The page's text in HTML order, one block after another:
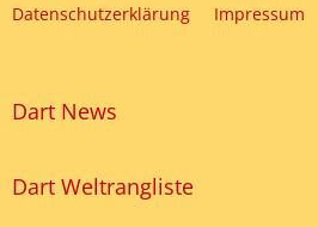
Datenschutzerklärung Impressum
Dart News
Dart Weltrangliste